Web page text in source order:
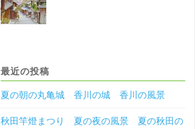
最近の投稿
夏の朝の丸亀城 香川の城 香川の風景
秋田竿燈まつり 夏の夜の風景 夏の秋田の